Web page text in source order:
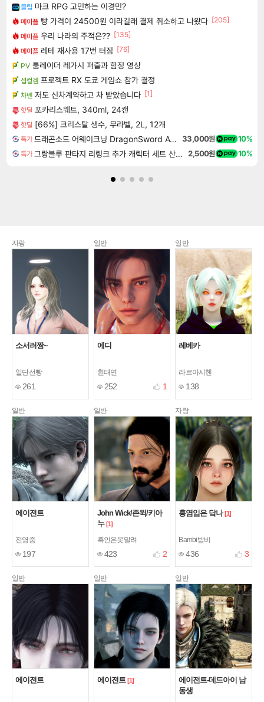
클립 마크 RPG 고민하는 이경민?
메이플 빵 가격이 24500원 이라길래 결제 취소하고 나왔다 [205]
메이플 우리 나라의 주적은?? [135]
메이플 레테 재사용 17번 터짐 [76]
PV 툼레이더 레가시 퍼즐과 함정 영상
섭컬겜 프로젝트 RX 도쿄 게임쇼 참가 결정
차벤 저도 신차계약하고 차 받았습니다 [1]
핫딜 포카리스웨트, 340ml, 24캔
핫딜 [66%] 크리스탈 생수, 무라벨, 2L, 12개
특가 드래곤소드 어웨이크닝 DragonSword Awakening 33,000원 10%
특가 그랑블루 판타지 리링크 추가 캐릭터 세트 산달폰 Granblue Fantasy Relink Character Expansion Sandalphon DLC 2,500원 10%
자랑
소서러짱~
일단선빵
261
일반
에디
흰태연
252 1
일반
레베카
라르아시헨
138
일반
에이전트
전영중
197
일반
John Wick/존윅/키아
누 [1]
흑인은못말려
423 2
자랑
홍염입은 닼나 [1]
Bambi밤비
436 3
일반
에이전트
일반
에이전트 [1]
일반
에이전트-데드아이 남
동생